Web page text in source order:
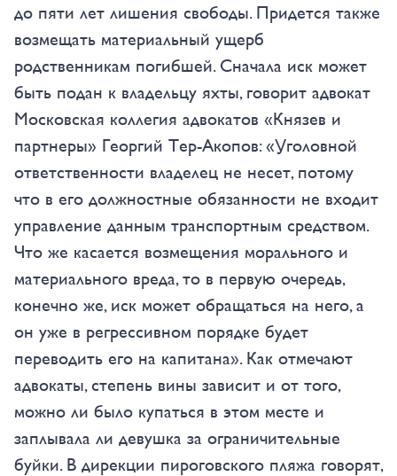
до пяти лет лишения свободы. Придется также
возмещать материальный ущерб
родственникам погибшей. Сначала иск может
быть подан к владельцу яхты, говорит адвокат
Московская коллегия адвокатов «Князев и
партнеры» Георгий Тер-Акопов: «Уголовной
ответственности владелец не несет, потому
что в его должностные обязанности не входит
управление данным транспортным средством.
Что же касается возмещения морального и
материального вреда, то в первую очередь,
конечно же, иск может обращаться на него, а
он уже в регрессивном порядке будет
переводить его на капитана». Как отмечают
адвокаты, степень вины зависит и от того,
можно ли было купаться в этом месте и
заплывала ли девушка за ограничительные
буйки. В дирекции пироговского пляжа говорят,